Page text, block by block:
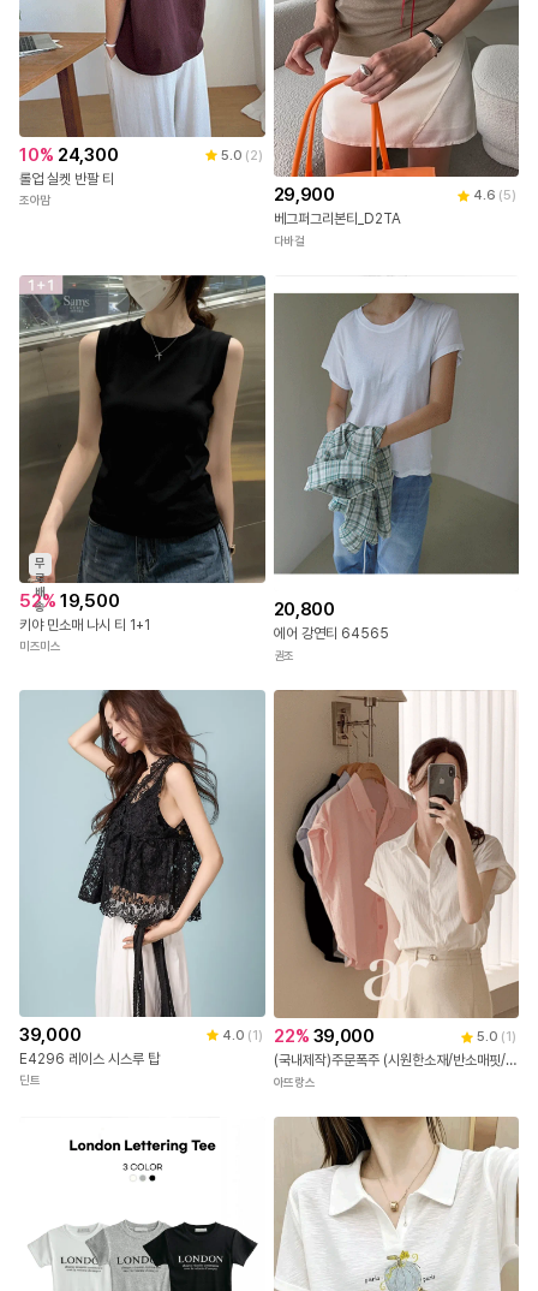
10% 24,300 5.0 (2)
롤업 실켓 반팔 티
조아맘 29,900 4.6 (5)
베그퍼그리본티_D2TA
다바걸
무
료
배
송
52% 19,500
키야 민소매 나시 티 1+1
미즈미스
20,800
에어 강연티 64565
권조
39,000 4.0 (1)
E4296 레이스 시스루 탑
딘트
22% 39,000 5.0 (1 )
(국내제작)주문폭주 (시원한소재/반소매핏/출근&데일리) (반팔블라우스/셔츠/출근룩) 롤업 반팔셔츠 하객 블라우스 여름셔츠 bs8811
아뜨랑스